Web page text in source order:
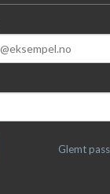
Glemt